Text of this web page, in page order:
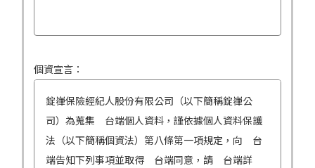
個資宣言：
錠嵂保險經紀人股份有限公司（以下簡稱錠嵂公
司）為蒐集 台端個人資料，謹依據個人資料保護
法（以下簡稱個資法）第八條第一項規定，向 台
端告知下列事項並取得 台端同意，請 台端詳